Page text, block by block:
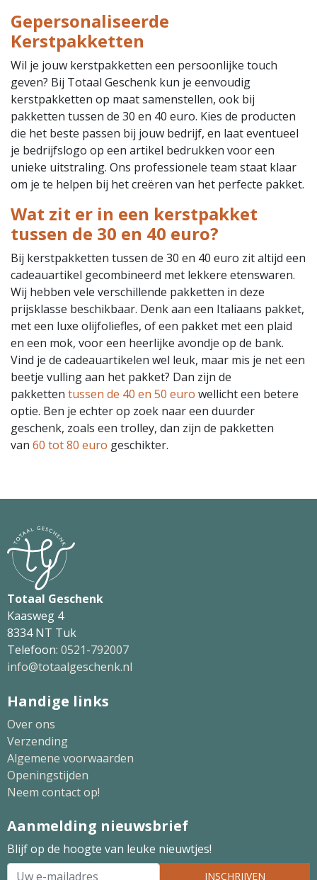
Gepersonaliseerde
Kerstpakketten
Wil je jouw kerstpakketten een persoonlijke touch
geven? Bij Totaal Geschenk kun je eenvoudig
kerstpakketten op maat samenstellen, ook bij
pakketten tussen de 30 en 40 euro. Kies de producten
die het beste passen bij jouw bedrijf, en laat eventueel
je bedrijfslogo op een artikel bedrukken voor een
unieke uitstraling. Ons professionele team staat klaar
om je te helpen bij het creëren van het perfecte pakket.
Wat zit er in een kerstpakket
tussen de 30 en 40 euro?
Bij kerstpakketten tussen de 30 en 40 euro zit altijd een
cadeauartikel gecombineerd met lekkere etenswaren.
Wij hebben vele verschillende pakketten in deze
prijsklasse beschikbaar. Denk aan een Italiaans pakket,
met een luxe olijfoliefles, of een pakket met een plaid
en een mok, voor een heerlijke avondje op de bank.
Vind je de cadeauartikelen wel leuk, maar mis je net een
beetje vulling aan het pakket? Dan zijn de
pakketten tussen de 40 en 50 euro wellicht een betere
optie. Ben je echter op zoek naar een duurder
geschenk, zoals een trolley, dan zijn de pakketten
van 60 tot 80 euro geschikter.
Totaal Geschenk
Kaasweg 4
8334 NT Tuk
Telefoon: 0521-792007
info@totaalgeschenk.nl
Handige links
Over ons
Verzending
Algemene voorwaarden
Openingstijden
Neem contact op!
Aanmelding nieuwsbrief
Blijf op de hoogte van leuke nieuwtjes!
INSCHRIJVEN